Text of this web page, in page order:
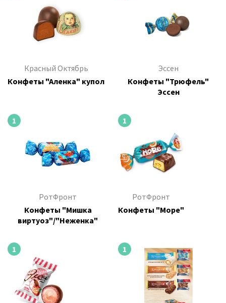
Красный Октябрь
Конфеты "Аленка" купол
Эссен
Конфеты "Трюфель"
Эссен
1
РотФронт
Конфеты "Мишка
виртуоз"/"Неженка"
1
РотФронт
Конфеты "Море"
1 1